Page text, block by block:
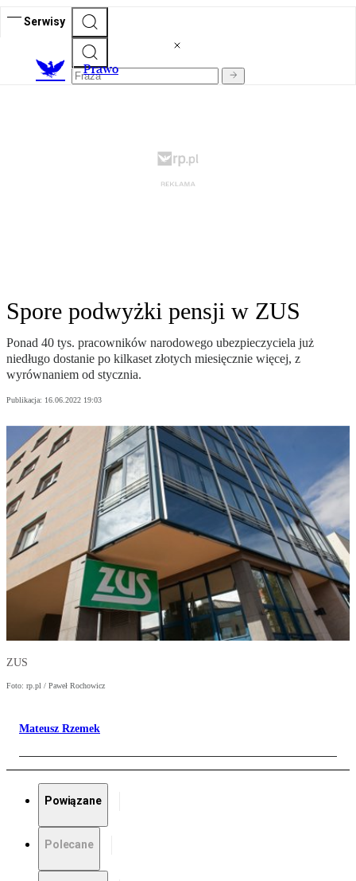
Serwisy
Prawo
Spore podwyżki pensji w ZUS
Ponad 40 tys. pracowników narodowego ubezpieczyciela już
niedługo dostanie po kilkaset złotych miesięcznie więcej, z
wyrównaniem od stycznia.
Publikacja: 16.06.2022 19:03
ZUS
Foto: rp.pl / Paweł Rochowicz
Mateusz Rzemek
Powiązane
Polecane